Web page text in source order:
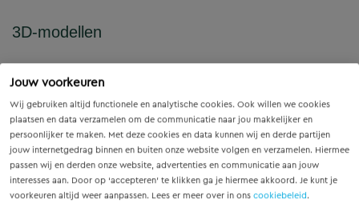
Jouw voorkeuren
Wij gebruiken altijd functionele en analytische cookies. Ook willen we cookies
plaatsen en data verzamelen om de communicatie naar jou makkelijker en
persoonlijker te maken. Met deze cookies en data kunnen wij en derde partijen
jouw internetgedrag binnen en buiten onze website volgen en verzamelen. Hiermee
passen wij en derden onze website, advertenties en communicatie aan jouw
interesses aan. Door op ‘accepteren’ te klikken ga je hiermee akkoord. Je kunt je
voorkeuren altijd weer aanpassen. Lees er meer over in ons cookiebeleid.
3D-modellen
‘Binnen PHS Amsterdam werken we veel met 3D-
modellen, wat een duidelijk overzicht geeft. Waar 3D BIM
in de gebouwde omgeving al gangbaar is, is het in de
spoorse wereld nog relatief nieuw. We zijn echt een brug
aan het slaan tussen die twee werelden, en dat maakt het
ontzettend interessant. In 2D-tekeningen blijft altijd
ruimte voor interpretatie, maar in 3D krijg je een volledig